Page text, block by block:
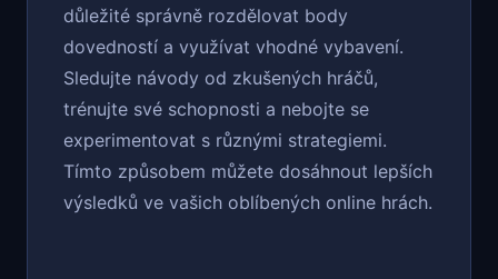
důležité správně rozdělovat body
dovedností a využívat vhodné vybavení.
Sledujte návody od zkušených hráčů,
trénujte své schopnosti a nebojte se
experimentovat s různými strategiemi.
Tímto způsobem můžete dosáhnout lepších
výsledků ve vašich oblíbených online hrách.